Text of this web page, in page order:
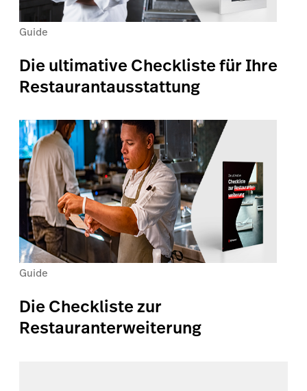
Guide
Die ultimative Checkliste für Ihre
Restaurantausstattung
Guide
Die Checkliste zur
Restauranterweiterung